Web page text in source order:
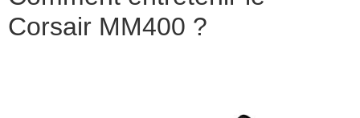
Corsair MM400 ?